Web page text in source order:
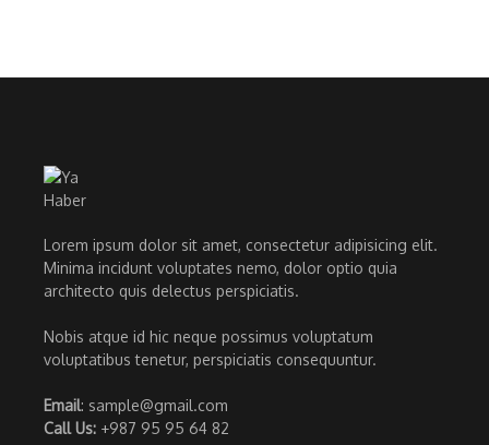
Lorem ipsum dolor sit amet, consectetur adipisicing elit.
Minima incidunt voluptates nemo, dolor optio quia
architecto quis delectus perspiciatis.
Nobis atque id hic neque possimus voluptatum
voluptatibus tenetur, perspiciatis consequuntur.
Email: sample@gmail.com
Call Us: +987 95 95 64 82